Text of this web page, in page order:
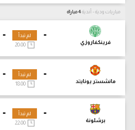
مباريات ودية - أندية
-
فرينكفاروزي
- لم تبدأ
-
مانشستر يونايتد
- لم تبدأ
18:00
-
برشلونة
- لم تبدأ